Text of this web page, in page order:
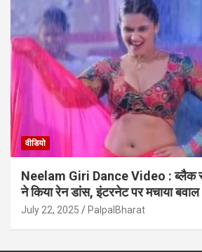
वीडियो
Neelam Giri Dance Video : ब्लैक
ने किया रेन डांस, इंटरनेट पर मचाया बवाल
July 22, 2025 PalpalBharat